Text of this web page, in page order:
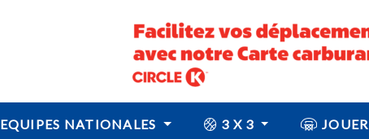
EQUIPES NATIONALES 3 X 3 JOUER